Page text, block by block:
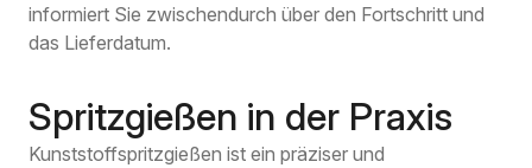
informiert Sie zwischendurch über den Fortschritt und
das Lieferdatum.
Spritzgießen in der Praxis
Kunststoffspritzgießen ist ein präziser und